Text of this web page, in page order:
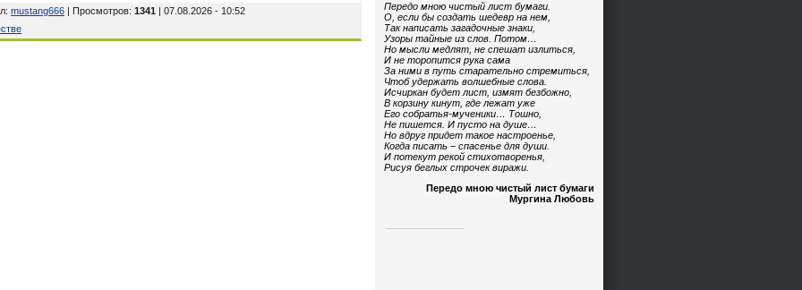
: mustang666 | Просмотров: 1341 | 07.08.2026 - 10:52
Передо мною чистый лист бумаги.
О, если бы создать шедевр на нем,
Так написать загадочные знаки,
Узоры тайные из слов. Потом…
Но мысли медлят, не спешат излиться,
И не торопится рука сама
За ними в путь старательно стремиться,
Чтоб удержать волшебные слова.
Исчиркан будет лист, измят безбожно,
В корзину кинут, где лежат уже
Его собратья-мученики… Тошно,
Не пишется. И пусто на душе…
Но вдруг придет такое настроенье,
Когда писать – спасенье для души.
И потекут рекой стихотворенья,
Рисуя беглых строчек виражи.
Передо мною чистый лист бумаги
Мургина Любовь